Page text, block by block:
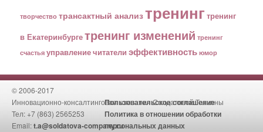
творчество трансактный анализтренинг тренинг
в Екатеринбургетренинг изменений тренинг
счастья управлениечитатели эффективность юмор
© 2006-2017
Инновационно-консалтинговая компания Солдатовой Татьяны
Тел: +7 (863) 2565253
Email:t.a@soldatova-company.ru
Пользовательское соглашение
Политика в отношении обработки
персональных данных